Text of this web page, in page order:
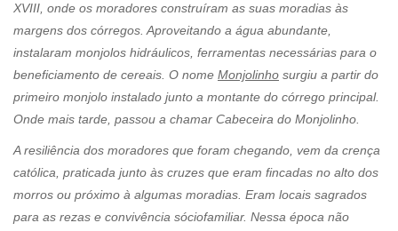
XVIII, onde os moradores construíram as suas moradias às
margens dos córregos. Aproveitando a água abundante,
instalaram monjolos hidráulicos, ferramentas necessárias para o
beneficiamento de cereais. O nome Monjolinho surgiu a partir do
primeiro monjolo instalado junto a montante do córrego principal.
Onde mais tarde, passou a chamar Cabeceira do Monjolinho.
A resiliência dos moradores que foram chegando, vem da crença
católica, praticada junto às cruzes que eram fincadas no alto dos
morros ou próximo à algumas moradias. Eram locais sagrados
para as rezas e convivência sóciofamiliar. Nessa época não